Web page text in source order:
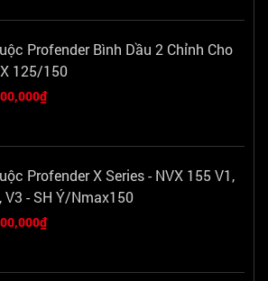
Profender Bình Dầu 2 Chỉnh Cho
125/150
Profender X Series - NVX 155 V1,
V3 - SH Ý/Nmax150